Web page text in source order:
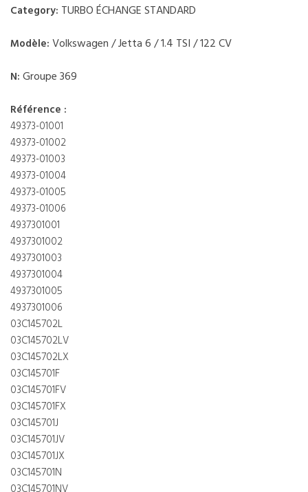
Category: TURBO ÉCHANGE STANDARD
Modèle: Volkswagen / Jetta 6 / 1.4 TSI / 122 CV
N: Groupe 369
Référence :
49373-01001
49373-01002
49373-01003
49373-01004
49373-01005
49373-01006
4937301001
4937301002
4937301003
4937301004
4937301005
4937301006
03C145702L
03C145702LV
03C145702LX
03C145701F
03C145701FV
03C145701FX
03C145701J
03C145701JV
03C145701JX
03C145701N